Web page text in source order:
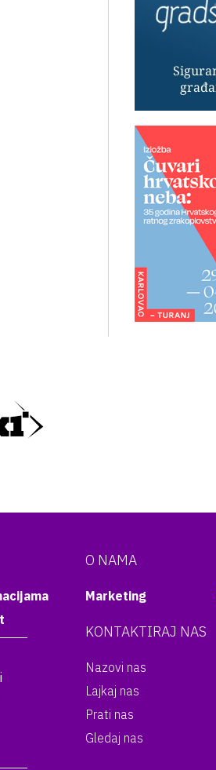
O NAMA
Marketing
KONTAKTIRAJ NAS
Nazovi nas
Lajkaj nas
Prati nas
Gledaj nas